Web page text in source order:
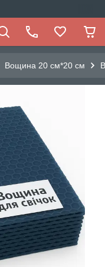
Вощина 20 см*20 см